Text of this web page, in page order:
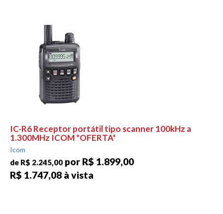
IC-R6 Receptor portátil tipo scanner 100kHz a
1.300MHz ICOM *OFERTA*
Icom
de R$ 2.245,00 por R$ 1.899,00
R$ 1.747,08 à vista